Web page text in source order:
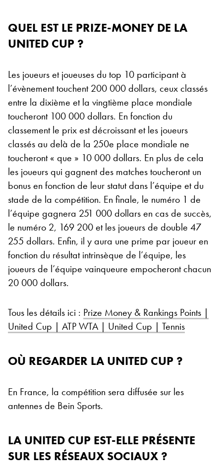
QUEL EST LE PRIZE-MONEY DE LA
UNITED CUP ?
Les joueurs et joueuses du top 10 participant à
l’évènement touchent 200 000 dollars, ceux classés
entre la dixième et la vingtième place mondiale
toucheront 100 000 dollars. En fonction du
classement le prix est décroissant et les joueurs
classés au delà de la 250e place mondiale ne
toucheront « que » 10 000 dollars. En plus de cela
les joueurs qui gagnent des matches toucheront un
bonus en fonction de leur statut dans l’équipe et du
stade de la compétition. En finale, le numéro 1 de
l’équipe gagnera 251 000 dollars en cas de succès,
le numéro 2, 169 200 et les joueurs de double 47
255 dollars. Enfin, il y aura une prime par joueur en
fonction du résultat intrinsèque de l’équipe, les
joueurs de l’équipe vainqueure empocheront chacun
20 000 dollars.
Tous les détails ici : Prize Money & Rankings Points |
United Cup | ATP WTA | United Cup | Tennis
OÙ REGARDER LA UNITED CUP ?
En France, la compétition sera diffusée sur les
antennes de Bein Sports.
LA UNITED CUP EST-ELLE PRÉSENTE
SUR LES RÉSEAUX SOCIAUX ?